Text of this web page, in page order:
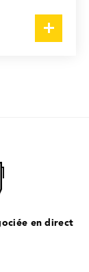
en direct